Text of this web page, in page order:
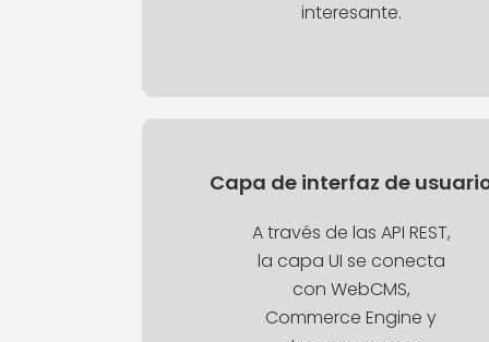
interesante.
Capa de interfaz de
A través de las API REST,
la capa UI se conecta
con WebCMS,
Commerce Engine y